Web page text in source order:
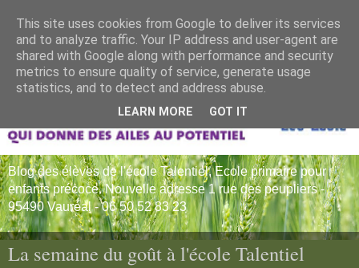
Blog des élèves de l'école Talentiel, Ecole primaire pour
enfants précoce. Nouvelle adresse 1 rue des peupliers -
95490 Vauréal - 06 50 52 83 23
La semaine du goût à l'école Talentiel
This site uses cookies from Google to deliver its services
and to analyze traffic. Your IP address and user-agent are
shared with Google along with performance and security
metrics to ensure quality of service, generate usage
statistics, and to detect and address abuse.
LEARN MORE GOT IT